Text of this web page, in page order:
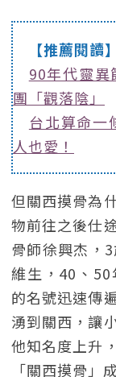
【推薦閱讀】
90年代靈
團「觀落陰」
台北算命
人也愛！
但關西摸骨為
物前往之後仕
骨師徐興杰，
維生，40、
的名號迅速傳
湧到關西，讓
他知名度上升
「關西摸骨」